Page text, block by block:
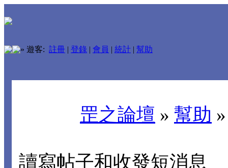
» 遊客: 註冊 | 登錄 | 會員 | 統計 | 幫助
罡之論壇 » 幫助
讀寫帖子和收發短消息